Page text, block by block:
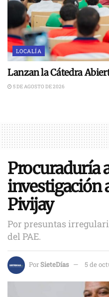
LOCALÍA
Lanzan la Cátedra
5 DE AGOSTO DE 2026
Procuraduría
investigación
Pivijay
Por presuntas
del PAE.
PorSieteDías 5 de